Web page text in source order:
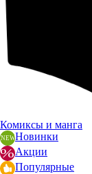
Комиксы и манга
Новинки
Акции
Популярные